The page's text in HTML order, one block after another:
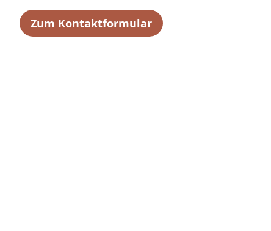
Zum Kontaktformular